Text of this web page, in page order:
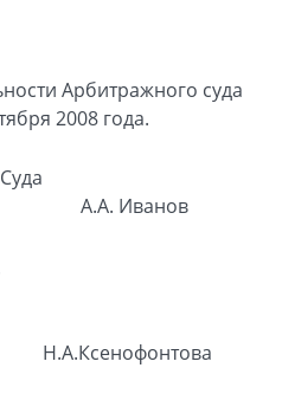
Арбитражного суда
2008 года.
А.А. Иванов
Н.А.Ксенофонтова